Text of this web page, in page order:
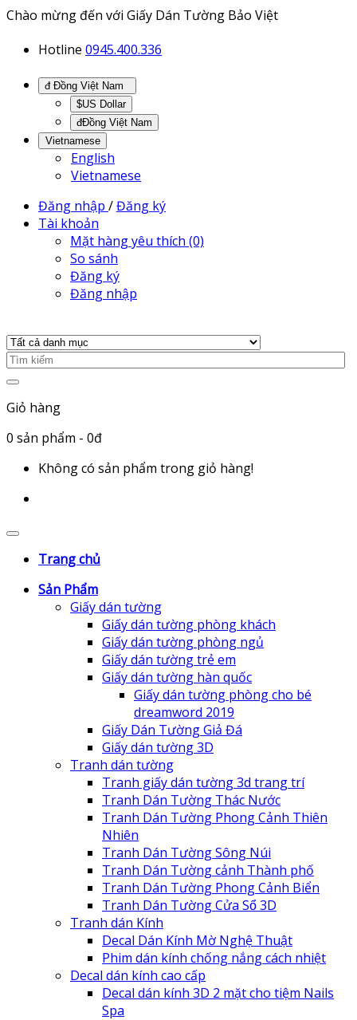
Chào mừng đến với Giấy Dán Tường Bảo Việt
Hotline 0945.400.336
$US Dollar
đĐồng Việt Nam
Vietnamese
English
Vietnamese
Đăng nhập /Đăng ký
Tài khoản
Mặt hàng yêu thích (0)
So sánh
Đăng ký
Đăng nhập
Giỏ hàng
0 sản phẩm - 0đ
Không có sản phẩm trong giỏ hàng!
Trang chủ
Sản Phẩm
Giấy dán tường
Giấy dán tường phòng khách
Giấy dán tường phòng ngủ
Giấy dán tường trẻ em
Giấy dán tường hàn quốc
Giấy dán tường phòng cho bé
dreamword 2019
Giấy Dán Tường Giả Đá
Giấy dán tường 3D
Tranh dán tường
Tranh giấy dán tường 3d trang trí
Tranh Dán Tường Thác Nước
Tranh Dán Tường Phong Cảnh Thiên
Nhiên
Tranh Dán Tường Sông Núi
Tranh Dán Tường cảnh Thành phố
Tranh Dán Tường Phong Cảnh Biển
Tranh Dán Tường Cửa Sổ 3D
Tranh dán Kính
Decal Dán Kính Mờ Nghệ Thuật
Phim dán kính chống nắng cách nhiệt
Decal dán kính cao cấp
Decal dán kính 3D 2 mặt cho tiệm Nails
Spa